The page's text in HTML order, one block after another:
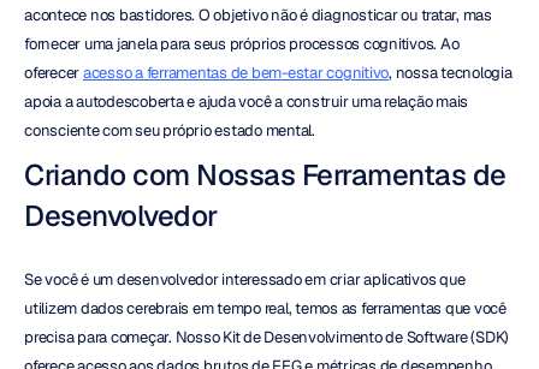
acontece nos bastidores. O objetivo não é diagnosticar ou tratar, mas
fornecer uma janela para seus próprios processos cognitivos. Ao
oferecer acesso a ferramentas de bem-estar cognitivo, nossa tecnologia
apoia a autodescoberta e ajuda você a construir uma relação mais
consciente com seu próprio estado mental.
Criando com Nossas Ferramentas de
Desenvolvedor
Se você é um desenvolvedor interessado em criar aplicativos que
utilizem dados cerebrais em tempo real, temos as ferramentas que você
precisa para começar. Nosso Kit de Desenvolvimento de Software (SDK)